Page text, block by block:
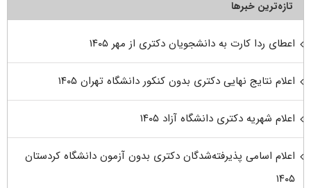
تازه‌ترین خبرها
اعطای ردا کارت به دانشجویان دکتری از مهر ۱۴۰۵
اعلام نتایج نهایی دکتری بدون کنکور دانشگاه تهران ۱۴۰۵
اعلام شهریه دکتری دانشگاه آزاد ۱۴۰۵
اعلام اسامی پذیرفته‌شدگان دکتری بدون آزمون دانشگاه کردستان
۱۴۰۵